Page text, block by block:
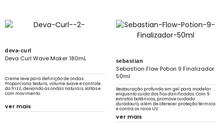
deva-curl
Deva Curl Wave Maker 180mL
Creme leve para definição de ondas.
Proporciona textura, volume suave e controle
do frizz, deixando as ondas naturais, soltas e
com movimento.
ver mais
sebastian
Sebastian Flow Potion 9 Finalizador
50ml
Restauração profunda em gel para modelar
enquanto cuida dos fios danificados. Com 9
extratos botânicos, promove cuidado
duradouro, além de oferecer proteção térmica
e contra os raios UV.
ver mais